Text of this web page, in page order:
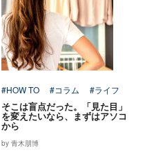
#HOW TO #コラム #ライフ
そこは盲点だった。「見た目」
を変えたいなら、まずはアソコ
から
by 青木朋博